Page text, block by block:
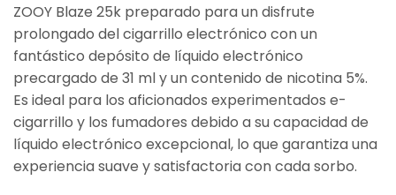
ZOOY Blaze 25k preparado para un disfrute
prolongado del cigarrillo electrónico con un
fantástico depósito de líquido electrónico
precargado de 31 ml y un contenido de nicotina 5%.
Es ideal para los aficionados experimentados e-
cigarrillo y los fumadores debido a su capacidad de
líquido electrónico excepcional, lo que garantiza una
experiencia suave y satisfactoria con cada sorbo.